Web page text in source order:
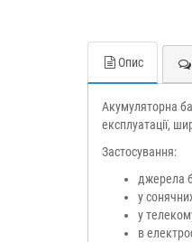
Опис
Акумуляторна
експлуатації,
Застосування:
джерела
у
у
в